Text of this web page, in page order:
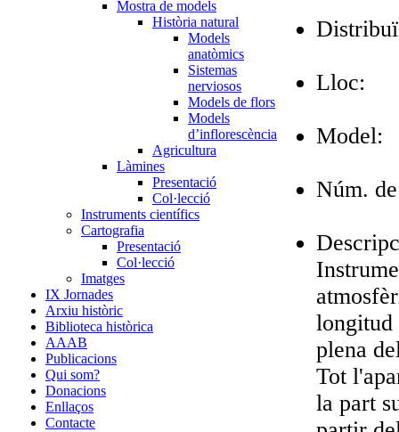
Mostra de models
Història natural
Models
anatòmics
Sistemas
nerviosos
Models de flors
Models
d’inflorescència
Agricultura
Làmines
Presentació
Col·lecció
Instruments científics
Cartografia
Presentació
Col·lecció
Imatges
IX Jornades
Arxiu històric
Biblioteca històrica
AAAB
Publicacions
Qui som?
Donacions
Enllaços
Contacte
Lloc:
Model:
Núm.
longitud
plena
Tot
la part